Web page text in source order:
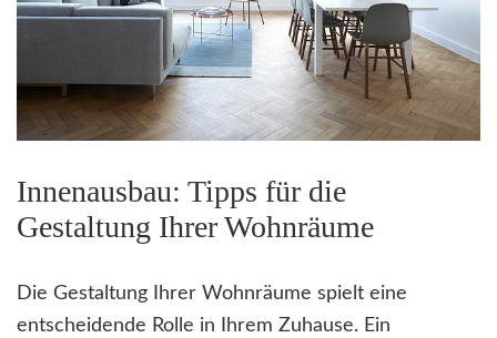
Innenausbau: Tipps für die
Gestaltung Ihrer Wohnräume
Die Gestaltung Ihrer Wohnräume spielt eine
entscheidende Rolle in Ihrem Zuhause. Ein